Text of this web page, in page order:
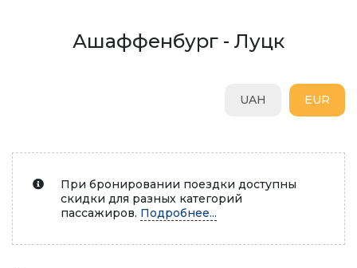
Ашаффенбург - Луцк
EUR
UAH
При бронировании поездки доступны
скидки для разных категорий
пассажиров. Подробнее...